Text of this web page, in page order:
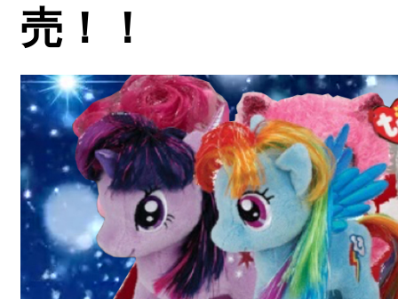
売！！